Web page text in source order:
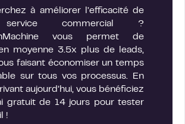
à améliorer l’efficacité de
commercial ?
vous permet de
moyenne 3.5x plus de leads,
faisant économiser un temps
sur tous vos processus. En
aujourd’hui, vous bénéficiez
gratuit de 14 jours pour tester
!